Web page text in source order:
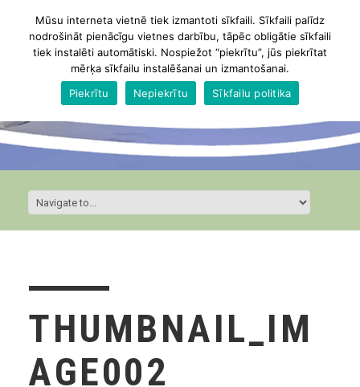
THUMBNAIL_IM
AGE002
Mūsu interneta vietnē tiek izmantoti sīkfaili. Sīkfaili palīdz
nodrošināt pienācīgu vietnes darbību, tāpēc obligātie sīkfaili
tiek instalēti automātiski. Nospiežot “piekrītu”, jūs piekrītat
mērķa sīkfailu instalēšanai un izmantošanai.
Piekrītu
Nepiekrītu Sīkfailu politika